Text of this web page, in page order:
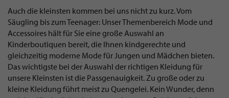
Auch die kleinsten kommen bei uns nicht zu kurz. Vom
Säugling bis zum Teenager: Unser Themenbereich Mode und
Accessoires hält für Sie eine große Auswahl an
Kinderboutiquen bereit, die Ihnen kindgerechte und
gleichzeitig moderne Mode für Jungen und Mädchen bieten.
Das wichtigste bei der Auswahl der richtigen Kleidung für
unsere Kleinsten ist die Passgenauigkeit. Zu große oder zu
kleine Kleidung führt meist zu Quengelei. Kein Wunder, denn